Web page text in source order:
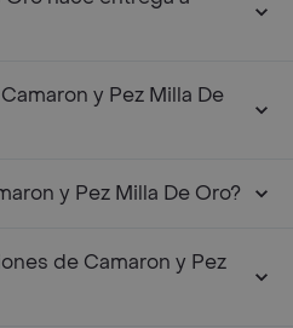
y Pez Milla De
y Pez Milla De Oro?
de Camaron y Pez